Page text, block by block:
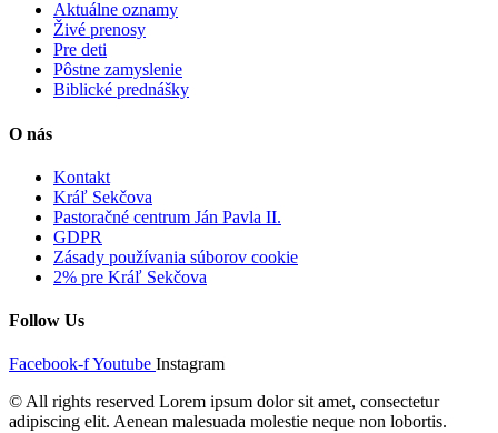
Aktuálne oznamy
Živé prenosy
Pre deti
Pôstne zamyslenie
Biblické prednášky
O nás
Kontakt
Kráľ Sekčova
Pastoračné centrum Ján Pavla II.
GDPR
Zásady používania súborov cookie
2% pre Kráľ Sekčova
Follow Us
Facebook-fYoutube Instagram
© All rights reserved Lorem ipsum dolor sit amet, consectetur
adipiscing elit. Aenean malesuada molestie neque non lobortis.